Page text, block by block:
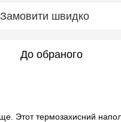
Замовити швидко
До обраного
Этот термозахисний